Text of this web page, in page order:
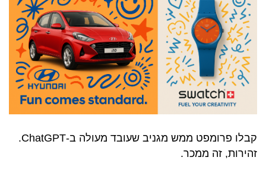
הנה
הפרופמט
ואפשר
גם
להנפיש.
קבלו פרומפט ממש מגניב שעובד מעולה ב-ChatGPT.
זהירות, זה ממכר.